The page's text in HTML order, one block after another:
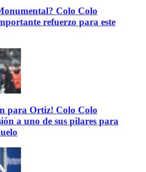
Colo Colo
refuerzo para este
para Ortiz! Colo Colo
a uno de sus pilares para